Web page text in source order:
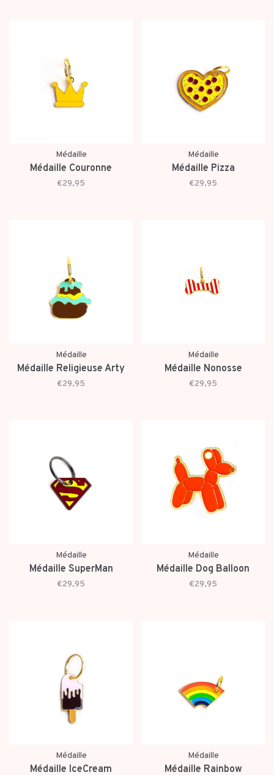
Médaille
Médaille Couronne
€29,95
Médaille
Médaille Pizza
€29,95
Médaille
Médaille Religieuse Arty
€29,95
Médaille
Médaille Nonosse
€29,95
Médaille
Médaille SuperMan
€29,95
Médaille
Médaille Dog Balloon
€29,95
Médaille
Médaille IceCream
Médaille
Médaille Rainbow